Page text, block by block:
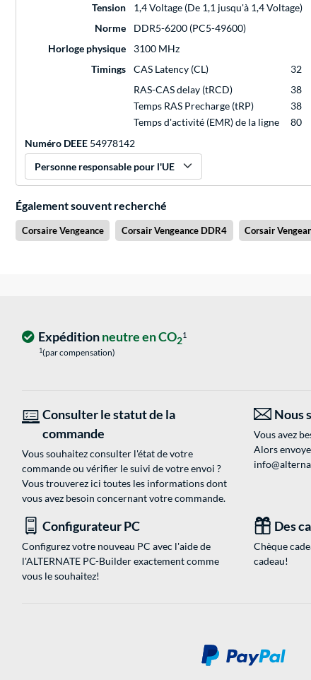
Tension
1,4 Voltage (De 1,1 jusqu'à 1,4 Voltage)
Norme
DDR5-6200 (PC5-49600)
Horloge physique
3100 MHz
Timings
CAS Latency (CL)
32
RAS-CAS delay (tRCD)
38
Temps RAS Precharge (tRP)
38
Temps d'activité (EMR) de la ligne
80
Numéro DEEE 54978142
Personne responsable pour l'UE
Également souvent recherché
Corsaire Vengeance Corsair Vengeance DDR4 Corsair
Expéditionneutre en CO21
1(par compensation)
Consulter le statut de la
commande
Vous souhaitez consulter l'état de votre
commande ou vérifier le suivi de votre envoi ?
Vous trouverez ici toutes les informations dont
vous avez besoin concernant votre commande.
Nous
Vous avez
Alors
Configurateur PC
Configurez votre nouveau PC avec l'aide de
l'ALTERNATE PC-Builder exactement comme
vous le souhaitez!
Des
Chèque
cadeau!